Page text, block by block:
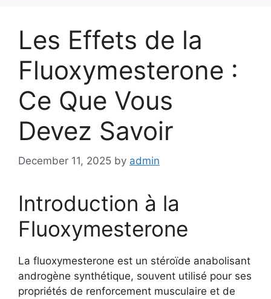
Les Effets de la
Fluoxymesterone :
Ce Que Vous
Devez Savoir
December 11, 2025 by admin
Introduction à la
Fluoxymesterone
La fluoxymesterone est un stéroïde anabolisant
androgène synthétique, souvent utilisé pour ses
propriétés de renforcement musculaire et de